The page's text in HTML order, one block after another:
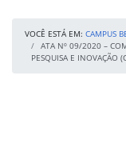
VOCÊ ESTÁ EM: CAMPUS
ATA Nº 09/2020 –
PESQUISA E INOVAÇÃO